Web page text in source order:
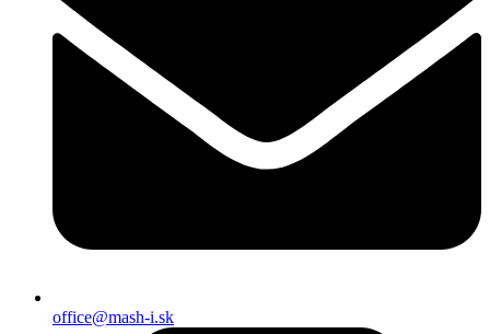
office@mash-i.sk